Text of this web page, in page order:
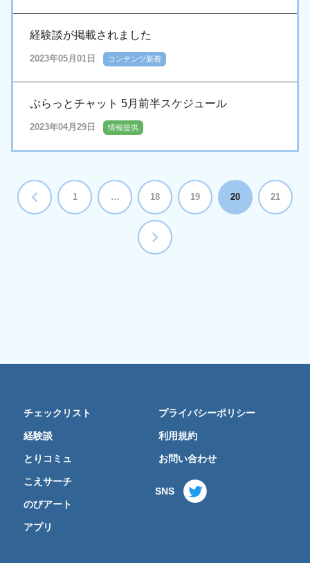
経験談が掲載されました
コンテンツ新着
2023年05月01日
ぷらっとチャット 5月前半スケジュール
情報提供
2023年04月29日
1 … 18 19 20 21
チェックリスト
経験談
とりコミュ
こえサーチ
のびアート
アプリ
プライバシーポリシー
利用規約
お問い合わせ
SNS